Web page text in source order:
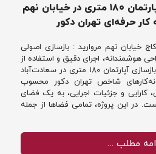
بازسازی سعادت آباد آپارتمان ۱۸۰ متری در خیابان نهم
کار حرفه‌ای تهران دکور
خیابان نهم مروارید : بازسازی اصولی
هوشمندانه، اجرای دقیق و استفاده از
متریال باکیفیت است. پروژه بازسازی آپارتمان ۱۸۰ متری در سعادت‌آباد
شاخص تهران دکور محسوب
کارایی و جزئیات اجرایی، به یک فضای
در این پروژه، تمامی فضاها از جمله
مطلب …